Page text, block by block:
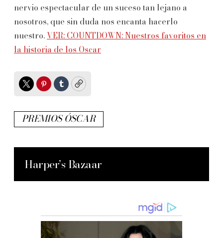
nervio espectacular de un suceso tan lejano a
nosotros, que sin duda nos encanta hacerlo
nuestro.VER: COUNTDOWN: Nuestros favoritos en
la historia de los Oscar
TwitterPinterest
TumblrCopy
PREMIOS ÓSCAR
Harper’s Bazaar